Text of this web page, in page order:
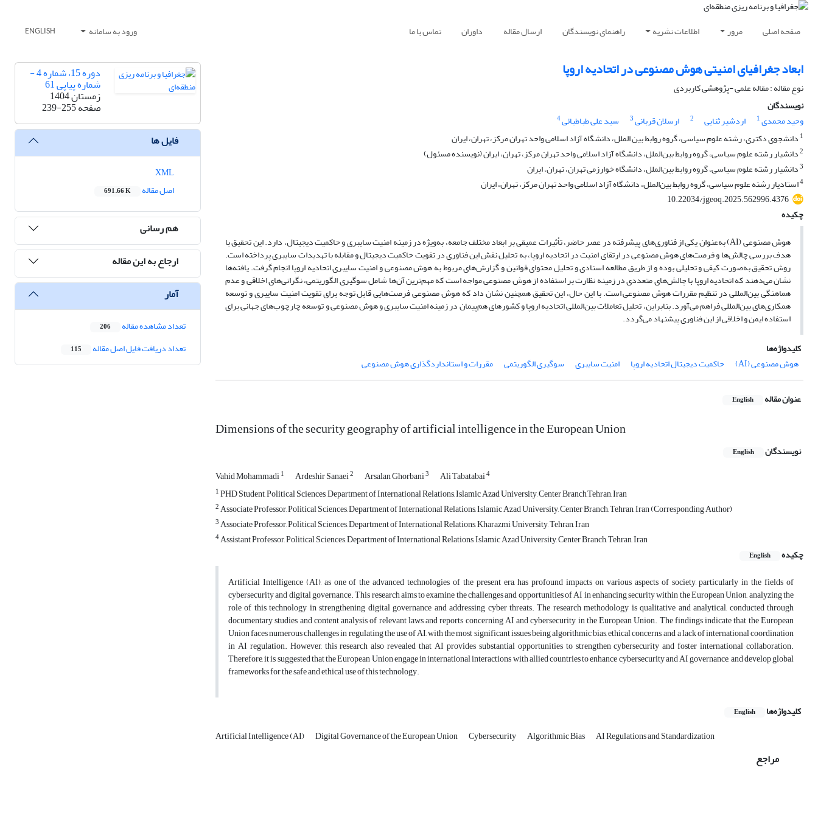
صفحه اصلی مرور اطلاعات نشریه راهنمای نویسندگان ارسال مقاله داوران تماس با ما ورود به سامانه ENGLISH
ابعاد جغرافیای امنیتی هوش مصنوعی در اتحادیه اروپا
نوع مقاله : مقاله علمی -پژوهشی کاربردی
نویسندگان
وحید محمدی1 اردشیر ثنایی 2 ارسلان قربانی3 سید علی طباطبائی4
1 دانشجوی دکتری، رشته علوم سیاسی، گروه روابط بین الملل، دانشگاه آزاد اسلامی واحد تهران مرکز، تهران، ایران
2دانشیار رشته علوم سیاسی، گروه روابط بین‌الملل، دانشگاه آزاد اسلامی واحد تهران مرکز، تهران، ایران (نویسنده مسئول)
3دانشیار رشته علوم سیاسی، گروه روابط بین‌الملل، دانشگاه خوارزمی تهران، تهران، ایران
4استادیار رشته علوم سیاسی، گروه روابط بین‌الملل، دانشگاه آزاد اسلامی واحد تهران مرکز، تهران، ایران
10.22034/jgeoq.2025.562996.4376
چکیده
هوش مصنوعی (AI) به‌عنوان یکی از فناوری‌های پیشرفته در عصر حاضر، تأثیرات عمیقی بر ابعاد مختلف جامعه، به‌ویژه در زمینه امنیت سایبری و حاکمیت دیجیتال، دارد. این تحقیق با
هدف بررسی چالش‌ها و فرصت‌های هوش مصنوعی در ارتقای امنیت در اتحادیه اروپا، به تحلیل نقش این فناوری در تقویت حاکمیت دیجیتال و مقابله با تهدیدات سایبری پرداخته است.
روش تحقیق به‌صورت کیفی و تحلیلی بوده و از طریق مطالعه اسنادی و تحلیل محتوای قوانین و گزارش‌های مربوط به هوش مصنوعی و امنیت سایبری اتحادیه اروپا انجام گرفت. یافته‌ها
نشان می‌دهند که اتحادیه اروپا با چالش‌های متعددی در زمینه نظارت بر استفاده از هوش مصنوعی مواجه است که مهم‌ترین آن‌ها شامل سوگیری الگوریتمی، نگرانی‌های اخلاقی و عدم
هماهنگی بین‌المللی در تنظیم مقررات هوش مصنوعی است. با این حال، این تحقیق همچنین نشان داد که هوش مصنوعی فرصت‌هایی قابل توجه برای تقویت امنیت سایبری و توسعه
همکاری‌های بین‌المللی فراهم می‌آورد. بنابراین، تحلیل تعاملات بین‌المللی اتحادیه اروپا و کشورهای هم‌پیمان در زمینه امنیت سایبری و هوش مصنوعی و توسعه چارچوب‌های جهانی برای
استفاده ایمن و اخلاقی از این فناوری پیشنهاد می‌گردد.
کلیدواژه‌ها
هوش مصنوعی (AI)
حاکمیت دیجیتال اتحادیه اروپا امنیت سایبری سوگیری الگوریتمی مقررات و استانداردگذاری هوش مصنوعی
عنوان مقاله English
Dimensions of the security geography of artificial intelligence in the European Union
نویسندگان English
Vahid Mohammadi1 Ardeshir Sanaei2 Arsalan Ghorbani3 Ali Tabatabai4
1PHD Student, Political Sciences, Department of International Relations, Islamic Azad University, Center Branch,Tehran, Iran
2Associate Professor, Political Sciences, Department of International Relations, Islamic Azad University, Center Branch, Tehran, Iran (Corresponding Author)
3Associate Professor, Political Sciences, Department of International Relations, Kharazmi University, Tehran, Iran
4Assistant Professor, Political Sciences, Department of International Relations, Islamic Azad University, Center Branch, Tehran, Iran
چکیده
English
Artificial Intelligence (AI), as one of the advanced technologies of the present era, has profound impacts on various aspects of society, particularly in the fields of
cybersecurity and digital governance. This research aims to examine the challenges and opportunities of AI in enhancing security within the European Union, analyzing the
role of this technology in strengthening digital governance and addressing cyber threats. The research methodology is qualitative and analytical, conducted through
documentary studies and content analysis of relevant laws and reports concerning AI and cybersecurity in the European Union. The findings indicate that the European
Union faces numerous challenges in regulating the use of AI, with the most significant issues being algorithmic bias, ethical concerns, and a lack of international coordination
in AI regulation. However, this research also revealed that AI provides substantial opportunities to strengthen cybersecurity and foster international collaboration.
Therefore, it is suggested that the European Union engage in international interactions with allied countries to enhance cybersecurity and AI governance, and develop global
frameworks for the safe and ethical use of this technology.
کلیدواژه‌ها English
Artificial Intelligence (AI) Digital Governance of the European Union Cybersecurity Algorithmic Bias AI Regulations and Standardization
مراجع
دوره 15، شماره 4 -
شماره پیاپی 61
زمستان 1404
صفحه239-255
فایل ها
اصل مقاله
691.66 K
هم رسانی
ارجاع به این مقاله
آمار
تعداد مشاهده مقاله 206
تعداد دریافت فایل اصل مقاله 115